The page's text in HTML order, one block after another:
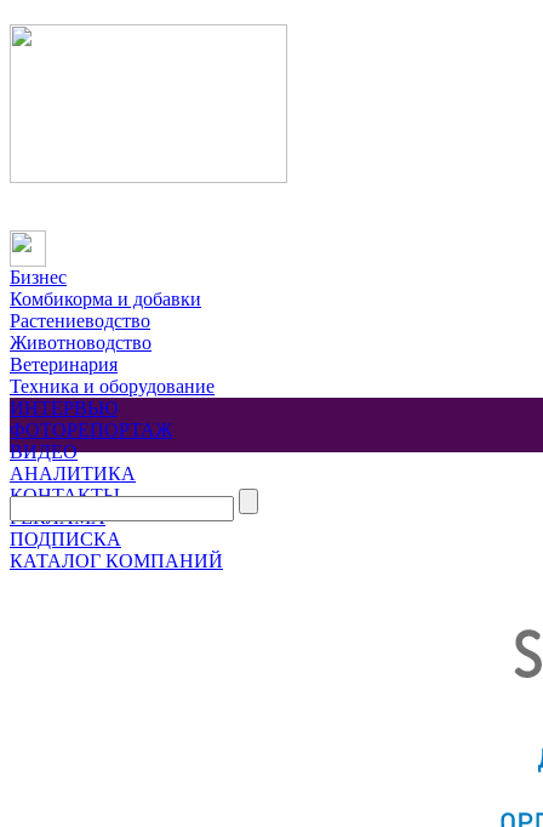
Бизнес
Комбикорма и добавки
Растениеводство
Животноводство
Ветеринария
Техника и оборудование
ИНТЕРВЬЮ
ФОТОРЕПОРТАЖ
ВИДЕО
АНАЛИТИКА
КОНТАКТЫ
РЕКЛАМА
ПОДПИСКА
КАТАЛОГ КОМПАНИЙ